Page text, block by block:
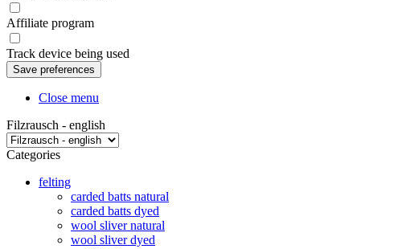
Affiliate program
Track device being used
Close menu
Filzrausch - english
Categories
felting
carded batts natural
carded batts dyed
wool sliver natural
wool sliver dyed